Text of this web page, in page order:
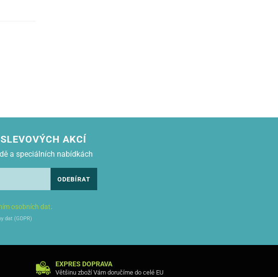
nekazí
AKCÍ
a speciálních nabídkách
ODEBÍRAT
osobních dat.
dat (GDPR)
EXPRES DOPRAVA
Většinu zboží Vám doručíme do celé EU